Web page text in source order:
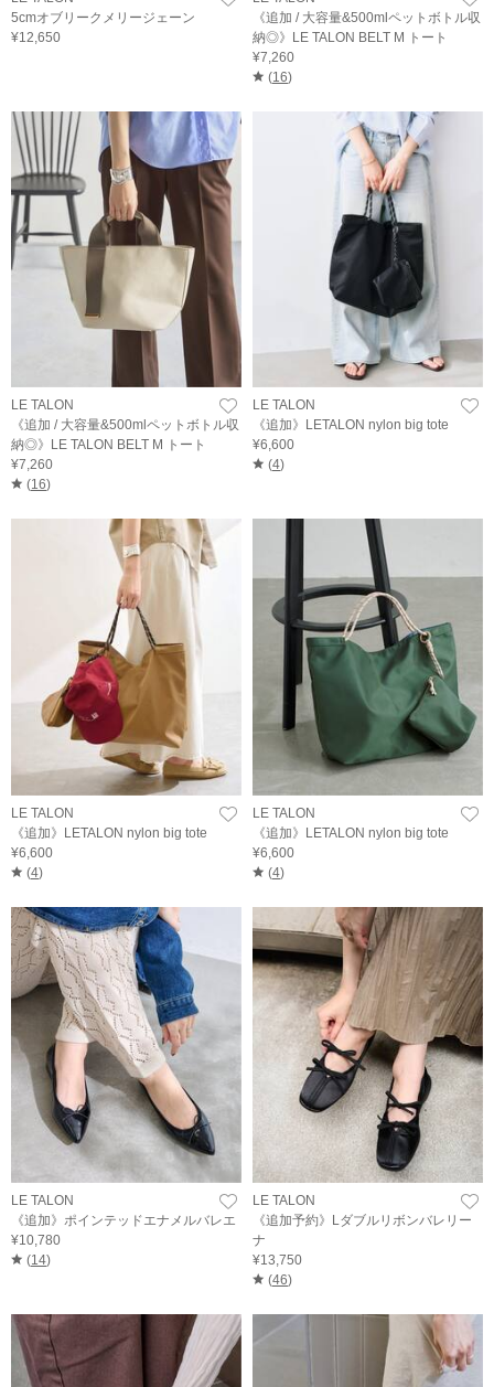
5cmオブリークメリージェーン
¥12,650
《追加 / 大容量&500mlペットボトル収
納◎》LE TALON BELT M トート
¥7,260
(16)
LE TALON
《追加 / 大容量&500mlペットボトル収
納◎》LE TALON BELT M トート
¥7,260
(16)
LE TALON
《追加》LETALON nylon big tote
¥6,600
(4)
LE TALON
《追加》LETALON nylon big tote
¥6,600
(4)
LE TALON
《追加》LETALON nylon big tote
¥6,600
(4)
LE TALON
《追加》ポインテッドエナメルバレエ
¥10,780
(14)
LE TALON
《追加予約》Lダブルリボンバレリー
ナ
¥13,750
(46)